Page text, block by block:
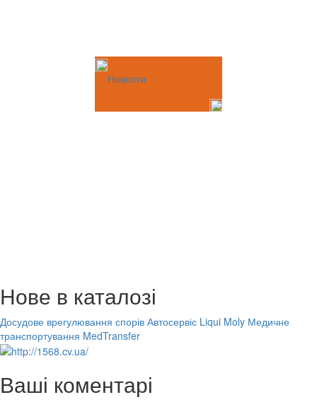
Новости
Нове в каталозі
Досудове врегулювання спорів Автосервіс Liqui Moly Медичне
транспортування MedTransfer
Ваші коментарі